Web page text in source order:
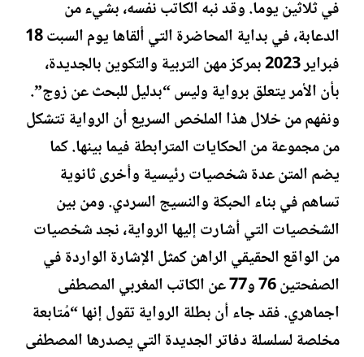
في ثلاثين يوما. وقد نبه الكاتب نفسه، بشيء من
الدعابة، في بداية المحاضرة التي ألقاها يوم السبت 18
فبراير 2023 بمركز مهن التربية والتكوين بالجديدة،
بأن الأمر يتعلق برواية وليس “بدليل للبحث عن زوج”.
ونفهم من خلال هذا الملخص السريع أن الرواية تتشكل
من مجموعة من الحكايات المترابطة فيما بينها. كما
يضم المتن عدة شخصيات رئيسية وأخرى ثانوية
تساهم في بناء الحبكة والنسيج السردي. ومن بين
الشخصيات التي أشارت إليها الرواية، نجد شخصيات
من الواقع الحقيقي الراهن كمثل الإشارة الواردة في
الصفحتين 76 و77 عن الكاتب المغربي المصطفى
اجماهري. فقد جاء أن بطلة الرواية تقول إنها “مُتابعة
مخلصة لسلسلة دفاتر الجديدة التي يصدرها المصطفى